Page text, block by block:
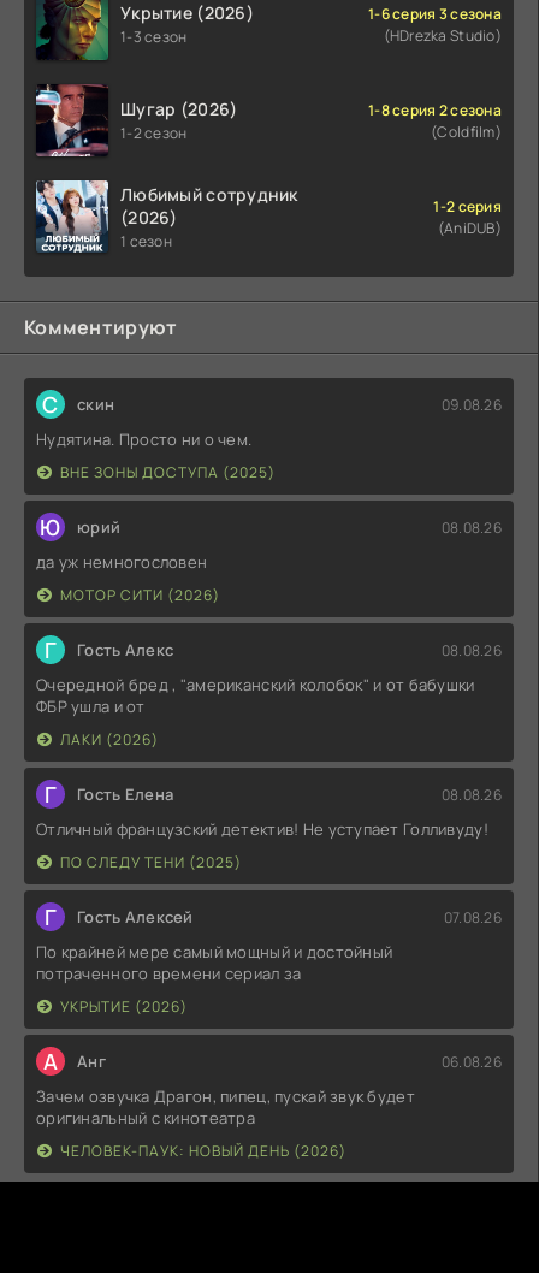
Укрытие (2026)
1-3 сезон
1-6 серия 3 сезона
(HDrezka Studio)
Шугар (2026)
1-2 сезон
1-8 серия 2 сезона
(Coldfilm)
Любимый сотрудник
(2026)
1 сезон
1-2 серия
(AniDUB)
Комментируют
С скин 09.08.26
Нудятина. Просто ни о чем.
ВНЕ ЗОНЫ ДОСТУПА (2025)
Ю юрий 08.08.26
да уж немногословен
МОТОР СИТИ (2026)
Г Гость Алекс 08.08.26
Очередной бред , "американский колобок" и от бабушки
ФБР ушла и от
ЛАКИ (2026)
Г Гость Елена 08.08.26
Отличный французский детектив! Не уступает Голливуду!
ПО СЛЕДУ ТЕНИ (2025)
Г Гость Алексей 07.08.26
По крайней мере самый мощный и достойный
потраченного времени сериал за
УКРЫТИЕ (2026)
А Анг 06.08.26
Зачем озвучка Драгон, пипец, пускай звук будет
оригинальный с кинотеатра
ЧЕЛОВЕК-ПАУК: НОВЫЙ ДЕНЬ (2026)